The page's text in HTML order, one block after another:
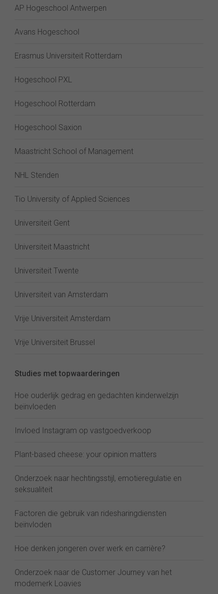
AP Hogeschool Antwerpen
Avans Hogeschool
Erasmus Universiteit Rotterdam
Hogeschool PXL
Hogeschool Rotterdam
Hogeschool Saxion
Maastricht School of Management
NHL Stenden
Tio University of Applied Sciences
Universiteit Gent
Universiteit Maastricht
Universiteit Twente
Universiteit van Amsterdam
Vrije Universiteit Amsterdam
Vrije Universiteit Brussel
Studies met topwaarderingen
Hoe ouderlijk gedrag en gedachten kinderwelzijn
beïnvloeden
Invloed Instagram op vastgoedverkoop
Plant-based cheese: your opinion matters
Onderzoek naar hechtingsstijl, emotieregulatie en
seksualiteit
Factoren die gebruik van ridesharingdiensten
beïnvloden
Hoe denken jongeren over werk en carrière?
Onderzoek naar de Customer Journey van het
modemerk Loavies